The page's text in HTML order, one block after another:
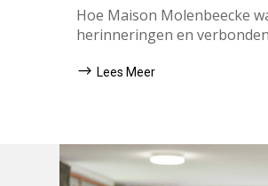
Hoe Maison Molenbeecke
herinneringen en
Lees Meer